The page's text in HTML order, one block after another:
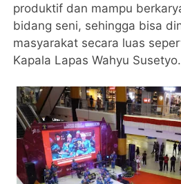
produktif dan mampu
bidang seni, sehingga bisa
masyarakat secara luas
Kapala Lapas Wahyu Susetyo.